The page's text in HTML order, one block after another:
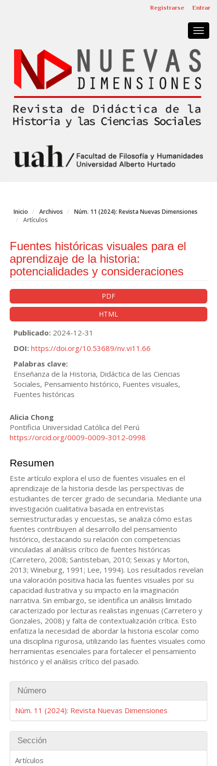
lateral
Registrarse Entrar
Inicio Archivos
Núm. 11 (2024): Revista Nuevas Dimensiones
Artículos
Fuentes históricas visuales para el
aprendizaje de la historia:
potencialidades y consideraciones
Barra
lateral
del
artículo
PDF
HTML
Publicado: 2024-12-31
DOI: https://doi.org/10.53689/nv.vi11.66
Palabras clave:
Enseñanza de la Historia, Didáctica de las Ciencias
Sociales, Pensamiento histórico, Fuentes visuales,
Fuentes históricas
Contenido
principal
del
Alicia Chong
Pontificia Universidad Católica del Perú
https://orcid.org/0009-0009-3012-0998
Resumen
Este artículo explora el uso de fuentes visuales en el
aprendizaje de la historia desde las perspectivas de
estudiantes de tercer grado de secundaria. Mediante una
investigación cualitativa basada en entrevistas
semiestructuradas y encuestas, se analiza cómo estas
fuentes contribuyen al desarrollo del pensamiento
histórico, destacando su relación con competencias
vinculadas al análisis crítico de fuentes históricas
(Carretero, 2008; Santisteban, 2010; Seixas y Morton,
2013; Wineburg, 1991; Lee, 1994). Los resultados revelan
una valoración positiva hacia las fuentes visuales por su
capacidad ilustrativa y su impacto en la imaginación
narrativa. Sin embargo, se identifica un análisis limitado
caracterizado por lecturas realistas ingenuas (Carretero y
Gonzales, 2008) y falta de contextualización crítica. Esto
enfatiza la necesidad de abordar la historia escolar como
una disciplina rigurosa, utilizando las fuentes visuales como
herramientas esenciales para fortalecer el pensamiento
histórico y el análisis crítico del pasado.
Detalles
artículo
Número
Núm. 11 (2024): Revista Nuevas Dimensiones
Sección
Artículos